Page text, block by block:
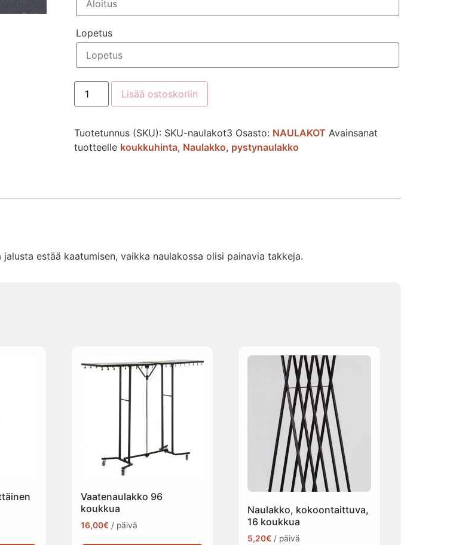
Lopetus
Lisää ostoskoriin
Tuotetunnus (SKU): SKU-naulakot3 Osasto: NAULAKOT Avainsanat
tuotteelle koukkuhinta, Naulakko, pystynaulakko
estää kaatumisen, vaikka naulakossa olisi painavia takkeja.
Vaatenaulakko 96
koukkua
16,00€ / päivä
Naulakko, kokoontaittuva,
16 koukkua
5,20€ / päivä